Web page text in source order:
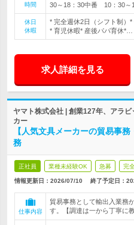
時間
30～18：30中番 10：30～
休日
休暇
* 完全週休2日（シフト制）
* 育児休暇* 産後パパ育休*…
求人詳細を見る
ヤマト株式会社 | 創業127年、アラ
カー
【人気文具メーカーの貿易事
務
正社員 業種未経験OK 急募 完
情報更新日：2026/07/10 終了予定日：
仕事内容
貿易事務として輸出入業務
す。【調達は一から丁寧に